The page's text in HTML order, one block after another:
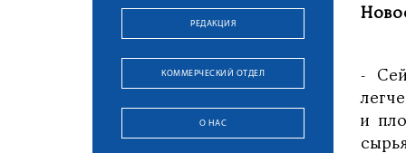
РЕДАКЦИЯ
КОММЕРЧЕСКИЙ ОТДЕЛ
О НАС
-
и